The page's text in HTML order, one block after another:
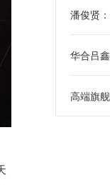
潘俊贤
华合吕
高端旗